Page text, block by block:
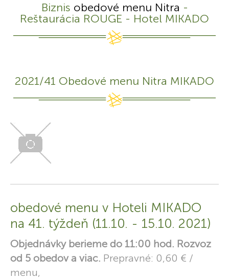
Biznis obedové menu Nitra -
Reštaurácia ROUGE - Hotel MIKADO
2021/41 Obedové menu Nitra MIKADO
obedové menu v Hoteli MIKADO
na 41. týždeň (11.10. - 15.10. 2021)
Objednávky berieme do 11:00 hod. Rozvoz
od 5 obedov a viac. Prepravné: 0,60 € /
menu,